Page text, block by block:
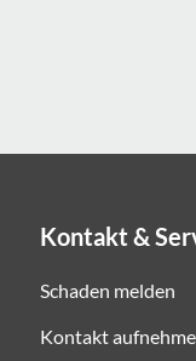
Kontakt &
Schaden melden
Kontakt